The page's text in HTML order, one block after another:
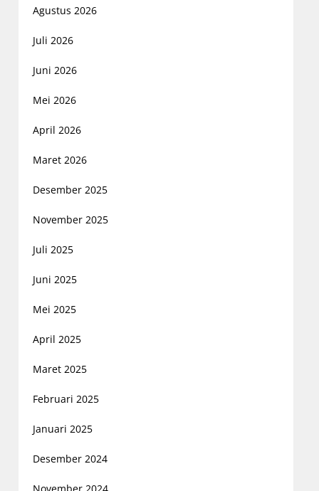
Agustus 2026
Juli 2026
Juni 2026
Mei 2026
April 2026
Maret 2026
Desember 2025
November 2025
Juli 2025
Juni 2025
Mei 2025
April 2025
Maret 2025
Februari 2025
Januari 2025
Desember 2024